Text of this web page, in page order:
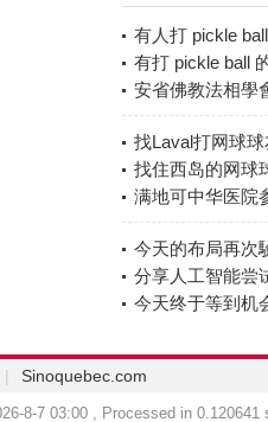
有人打 pickle
有打 pickle ball
Brossard
安省佛教法相學
（第二十八
找Laval打网球球
找住西岛的网球
满地可中华医院
今天的布局再次
朋友！
分享人工智能尝
falsh, 据说
今天终于等到机
| Sinoquebec.com
8-7 03:00 , Processed in 0.120641